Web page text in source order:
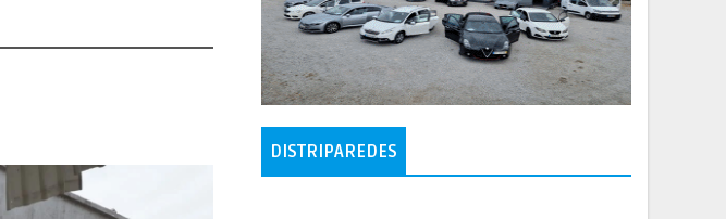
DISTRIPAREDES